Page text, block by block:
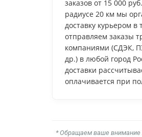
заказов от 15 000
радиусе 20 км мы
доставку курьером
отправляем заказы
компаниями (СДЭК,
др.) в любой город
доставки
оплачивается при
* Обращаем ваше внимание